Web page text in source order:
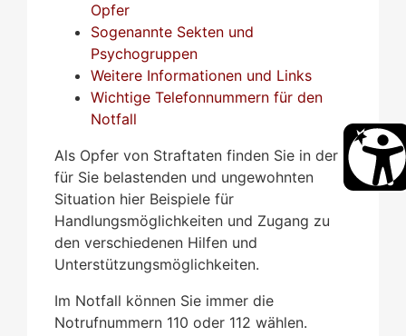
Opfer
Sogenannte Sekten und
Psychogruppen
Weitere Informationen und Links
Wichtige Telefonnummern für den
Notfall
Als Opfer von Straftaten finden Sie in der
für Sie belastenden und ungewohnten
Situation hier Beispiele für
Handlungsmöglichkeiten und Zugang zu
den verschiedenen Hilfen und
Unterstützungsmöglichkeiten.
Im Notfall können Sie immer die
Notrufnummern 110 oder 112 wählen.